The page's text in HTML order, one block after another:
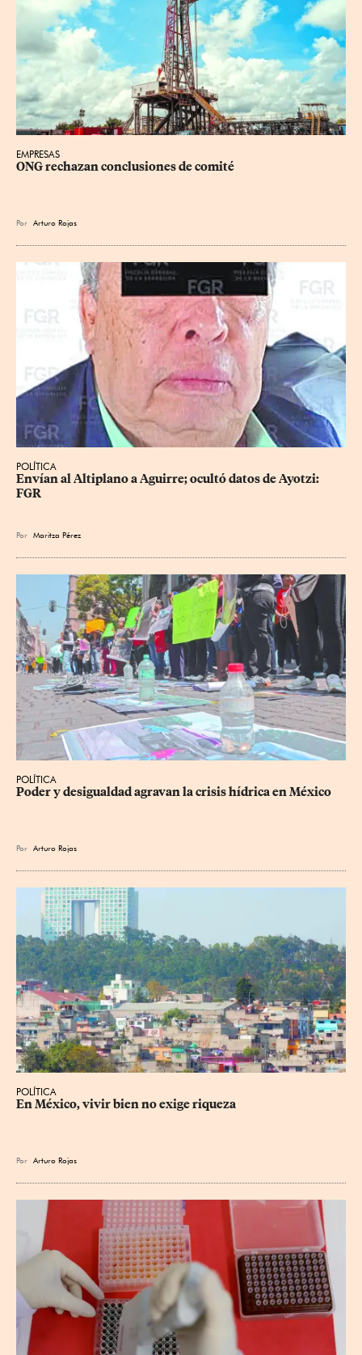
EMPRESAS
ONG rechazan conclusiones de comité
Por Arturo Rojas
POLÍTICA
Envían al Altiplano a Aguirre; ocultó datos de Ayotzi:
FGR
Por Maritza Pérez
POLÍTICA
Poder y desigualdad agravan la crisis hídrica en México
Por Arturo Rojas
POLÍTICA
En México, vivir bien no exige riqueza
Por Arturo Rojas